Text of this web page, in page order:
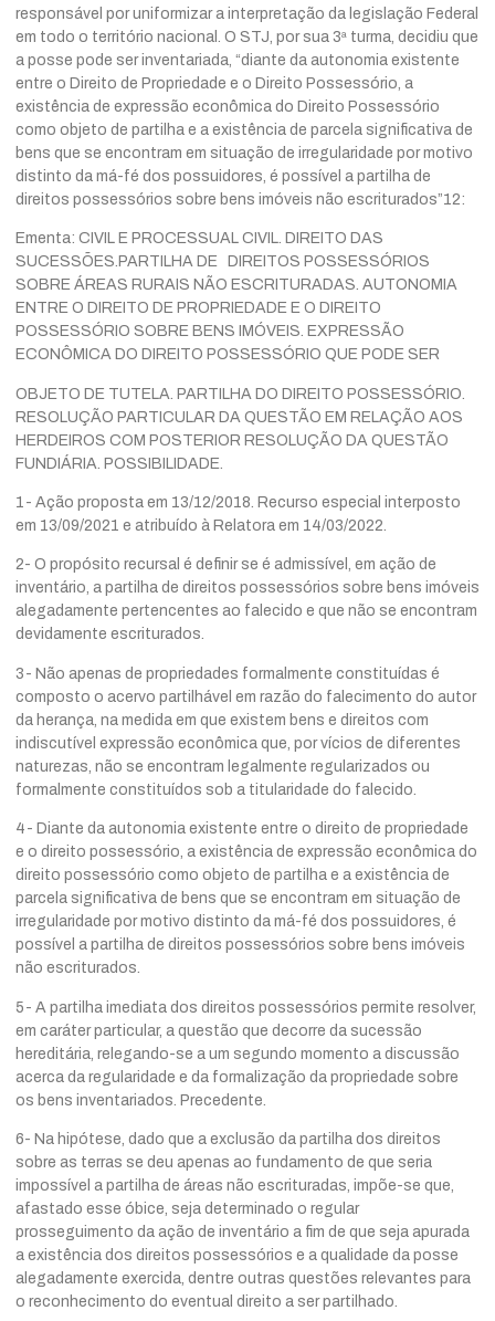
responsável por uniformizar a interpretação da legislação Federal
em todo o território nacional. O STJ, por sua 3ª turma, decidiu que
a posse pode ser inventariada, “diante da autonomia existente
entre o Direito de Propriedade e o Direito Possessório, a
existência de expressão econômica do Direito Possessório
como objeto de partilha e a existência de parcela significativa de
bens que se encontram em situação de irregularidade por motivo
distinto da má-fé dos possuidores, é possível a partilha de
direitos possessórios sobre bens imóveis não escriturados”12:
Ementa: CIVIL E PROCESSUAL CIVIL. DIREITO DAS
SUCESSÕES.PARTILHA DE DIREITOS POSSESSÓRIOS
SOBRE ÁREAS RURAIS NÃO ESCRITURADAS. AUTONOMIA
ENTRE O DIREITO DE PROPRIEDADE E O DIREITO
POSSESSÓRIO SOBRE BENS IMÓVEIS. EXPRESSÃO
ECONÔMICA DO DIREITO POSSESSÓRIO QUE PODE SER
OBJETO DE TUTELA. PARTILHA DO DIREITO POSSESSÓRIO.
RESOLUÇÃO PARTICULAR DA QUESTÃO EM RELAÇÃO AOS
HERDEIROS COM POSTERIOR RESOLUÇÃO DA QUESTÃO
FUNDIÁRIA. POSSIBILIDADE.
1- Ação proposta em 13/12/2018. Recurso especial interposto
em 13/09/2021 e atribuído à Relatora em 14/03/2022.
2- O propósito recursal é definir se é admissível, em ação de
inventário, a partilha de direitos possessórios sobre bens imóveis
alegadamente pertencentes ao falecido e que não se encontram
devidamente escriturados.
3- Não apenas de propriedades formalmente constituídas é
composto o acervo partilhável em razão do falecimento do autor
da herança, na medida em que existem bens e direitos com
indiscutível expressão econômica que, por vícios de diferentes
naturezas, não se encontram legalmente regularizados ou
formalmente constituídos sob a titularidade do falecido.
4- Diante da autonomia existente entre o direito de propriedade
e o direito possessório, a existência de expressão econômica do
direito possessório como objeto de partilha e a existência de
parcela significativa de bens que se encontram em situação de
irregularidade por motivo distinto da má-fé dos possuidores, é
possível a partilha de direitos possessórios sobre bens imóveis
não escriturados.
5- A partilha imediata dos direitos possessórios permite resolver,
em caráter particular, a questão que decorre da sucessão
hereditária, relegando-se a um segundo momento a discussão
acerca da regularidade e da formalização da propriedade sobre
os bens inventariados. Precedente.
6- Na hipótese, dado que a exclusão da partilha dos direitos
sobre as terras se deu apenas ao fundamento de que seria
impossível a partilha de áreas não escrituradas, impõe-se que,
afastado esse óbice, seja determinado o regular
prosseguimento da ação de inventário a fim de que seja apurada
a existência dos direitos possessórios e a qualidade da posse
alegadamente exercida, dentre outras questões relevantes para
o reconhecimento do eventual direito a ser partilhado.